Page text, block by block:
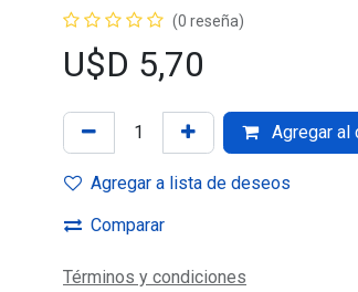
(0 reseña)
U$D 5,70
Agregar al
Agregar a lista de deseos
Comparar
Términos y condiciones